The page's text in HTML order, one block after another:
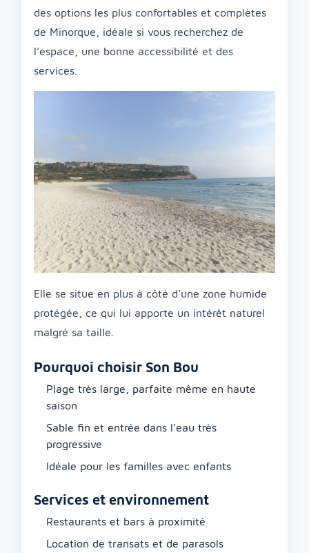
des options les plus confortables et complètes
de Minorque, idéale si vous recherchez de
l’espace, une bonne accessibilité et des
services.
Elle se situe en plus à côté d’une zone humide
protégée, ce qui lui apporte un intérêt naturel
malgré sa taille.
Pourquoi choisir Son Bou
Plage très large, parfaite même en haute
saison
Sable fin et entrée dans l’eau très
progressive
Idéale pour les familles avec enfants
Services et environnement
Restaurants et bars à proximité
Location de transats et de parasols